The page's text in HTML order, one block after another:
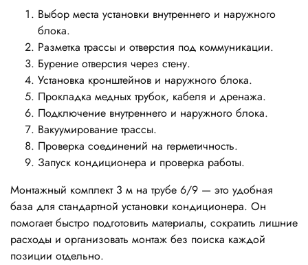
Выбор места установки внутреннего и наружного
блока.
Разметка трассы и отверстия под коммуникации.
Бурение отверстия через стену.
Установка кронштейнов и наружного блока.
Прокладка медных трубок, кабеля и дренажа.
Подключение внутреннего и наружного блока.
Вакуумирование трассы.
Проверка соединений на герметичность.
Запуск кондиционера и проверка работы.
Монтажный комплект 3 м на трубе 6/9 — это удобная
база для стандартной установки кондиционера. Он
помогает быстро подготовить материалы, сократить лишние
расходы и организовать монтаж без поиска каждой
позиции отдельно.